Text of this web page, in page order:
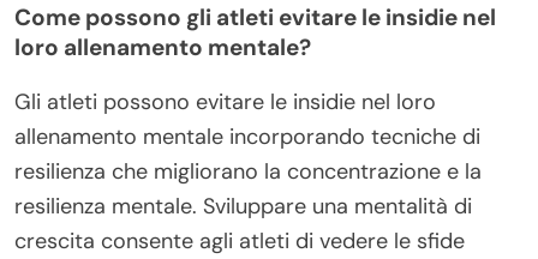
Come possono gli atleti evitare le insidie nel
loro allenamento mentale?
Gli atleti possono evitare le insidie nel loro
allenamento mentale incorporando tecniche di
resilienza che migliorano la concentrazione e la
resilienza mentale. Sviluppare una mentalità di
crescita consente agli atleti di vedere le sfide